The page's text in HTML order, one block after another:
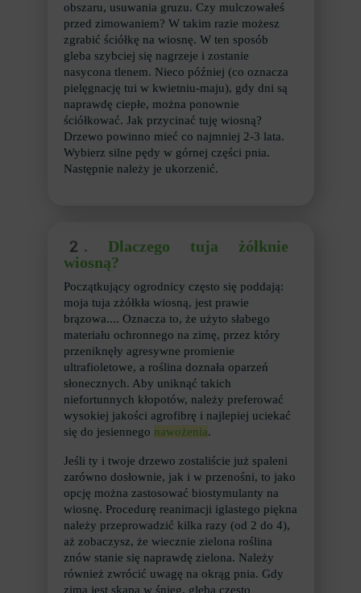
obszaru, usuwania gruzu. Czy mulczowałeś
przed zimowaniem? W takim razie możesz
zgrabić ściółkę na wiosnę. W ten sposób
gleba szybciej się nagrzeje i zostanie
nasycona tlenem. Nieco później (co oznacza
pielęgnację tui w kwietniu-maju), gdy dni są
naprawdę ciepłe, można ponownie
ściółkować. Jak przycinać tuję wiosną?
Drzewo powinno mieć co najmniej 2-3 lata.
Wybierz silne pędy w górnej części pnia.
Następnie należy je ukorzenić.
2. Dlaczego tuja żółknie
wiosną?
Początkujący ogrodnicy często się poddają:
moja tuja zżółkła wiosną, jest prawie
brązowa.... Oznacza to, że użyto słabego
materiału ochronnego na zimę, przez który
przeniknęły agresywne promienie
ultrafioletowe, a roślina doznała oparzeń
słonecznych. Aby uniknąć takich
niefortunnych kłopotów, należy preferować
wysokiej jakości agrofibrę i najlepiej uciekać
się do jesiennego nawożenia.
Jeśli ty i twoje drzewo zostaliście już spaleni
zarówno dosłownie, jak i w przenośni, to jako
opcję można zastosować biostymulanty na
wiosnę. Procedurę reanimacji iglastego piękna
należy przeprowadzić kilka razy (od 2 do 4),
aż zobaczysz, że wiecznie zielona roślina
znów stanie się naprawdę zielona. Należy
również zwrócić uwagę na okrąg pnia. Gdy
zima jest skąpa w śnieg, gleba często